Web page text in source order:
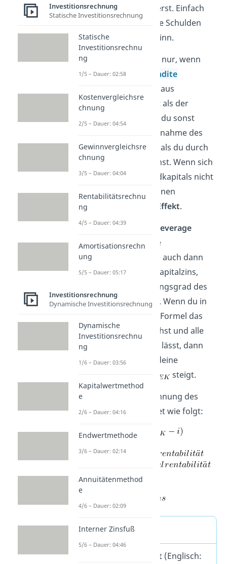
Fremdkapital
investierst. Einfach
gesagt: Durch gezielte Schulden
machst du mehr Gewinn.
Das funktioniert aber nur, wenn
dieGesamtkapitalrendite
(Prozentualer Ertrag aus
Investition) größer ist als der
, da du sonst
mehr Geld für die Aufnahme des
Fremdkapitals zahlst, als du durch
die Investition verdienst. Wenn sich
der Einsatz des Fremdkapitals nicht
lohnt, dann hast du einen
negativen Leverage Effekt.
Bei einempositiven Leverage
Effektdagegen ist die
Gesamtkapitalrendite auch dann
höher als der Fremdkapitalzins,
wenn der Verschuldungsgrad des
Unternehmens steigt. Wenn du in
der unten stehenden Formel das
Fremdkapital FK erhöhst und alle
anderen Werte gleich lässt, dann
siehst du, dass auch deine
steigt.
Die Formel zur Berechnung des
Leverage Effekts lautet wie folgt:
Definition
Leverage Effekt (Englisch:
Investitionsrechnung
Statische Investitionsrechnung
Statische
Investitionsrechnu
ng
1/5 – Dauer: 02:58
Kostenvergleichsre
chnung
2/5 – Dauer: 04:54
Gewinnvergleichsre
chnung
3/5 – Dauer: 04:04
Rentabilitätsrechnu
ng
4/5 – Dauer: 04:39
Amortisationsrechn
ung
5/5 – Dauer: 05:17
Investitionsrechnung
Dynamische Investitionsrechnung
Dynamische
Investitionsrechnu
ng
1/6 – Dauer: 03:56
Kapitalwertmethod
e
2/6 – Dauer: 04:16
Endwertmethode
3/6 – Dauer: 02:14
Annuitätenmethod
e
4/6 – Dauer: 02:09
Interner Zinsfuß
5/6 – Dauer: 04:46